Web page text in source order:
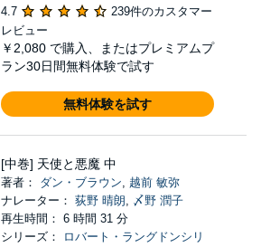
4.7
239件のカスタマー
レビュー
￥2,080 で購入、またはプレミアムプ
ラン30日間無料体験で試す
無料体験を試す
[中巻] 天使と悪魔 中
著者： ダン・ブラウン, 越前 敏弥
ナレーター： 荻野 晴朗, 〆野 潤子
再生時間： 6 時間 31 分
シリーズ：
ロバート・ラングドンシリ